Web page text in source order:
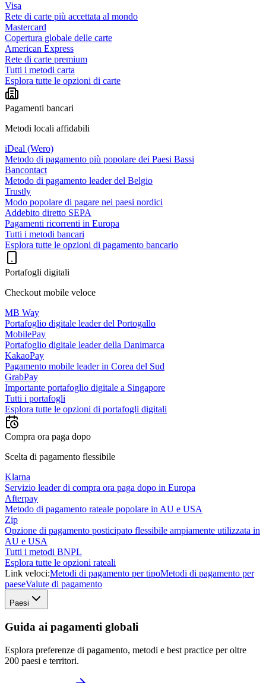
Visa
Rete di carte più accettata al mondo
Mastercard
Copertura globale delle carte
American Express
Rete di carte premium
Tutti i metodi carta
Esplora tutte le opzioni di carte
Pagamenti bancari
Metodi locali affidabili
iDeal (Wero)
Metodo di pagamento più popolare dei Paesi Bassi
Bancontact
Metodo di pagamento leader del Belgio
Trustly
Modo popolare di pagare nei paesi nordici
Addebito diretto SEPA
Pagamenti ricorrenti in Europa
Tutti i metodi bancari
Esplora tutte le opzioni di pagamento bancario
Portafogli digitali
Checkout mobile veloce
MB Way
Portafoglio digitale leader del Portogallo
MobilePay
Portafoglio digitale leader della Danimarca
KakaoPay
Pagamento mobile leader in Corea del Sud
GrabPay
Importante portafoglio digitale a Singapore
Tutti i portafogli
Esplora tutte le opzioni di portafogli digitali
Compra ora paga dopo
Scelta di pagamento flessibile
Klarna
Servizio leader di compra ora paga dopo in Europa
Afterpay
Metodo di pagamento rateale popolare in AU e USA
Zip
Opzione di pagamento posticipato flessibile ampiamente utilizzata in
AU e USA
Tutti i metodi BNPL
Esplora tutte le opzioni rateali
Link veloci:Metodi di pagamento per tipoMetodi di pagamento per
paeseValute di pagamento
Paesi
Guida ai pagamenti globali
Esplora preferenze di pagamento, metodi e best practice per oltre
200 paesi e territori.